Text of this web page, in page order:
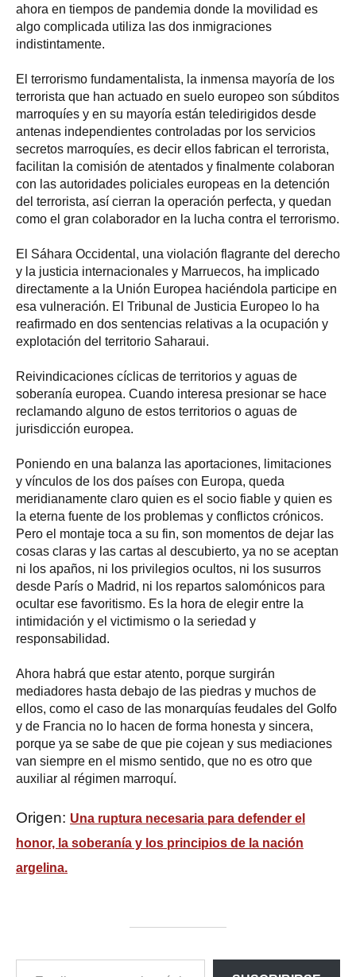
ahora en tiempos de pandemia donde la movilidad es
algo complicada utiliza las dos inmigraciones
indistintamente.
El terrorismo fundamentalista, la inmensa mayoría de los
terrorista que han actuado en suelo europeo son súbditos
marroquíes y en su mayoría están teledirigidos desde
antenas independientes controladas por los servicios
secretos marroquíes, es decir ellos fabrican el terrorista,
facilitan la comisión de atentados y finalmente colaboran
con las autoridades policiales europeas en la detención
del terrorista, así cierran la operación perfecta, y quedan
como el gran colaborador en la lucha contra el terrorismo.
El Sáhara Occidental, una violación flagrante del derecho
y la justicia internacionales y Marruecos, ha implicado
directamente a la Unión Europea haciéndola participe en
esa vulneración. El Tribunal de Justicia Europeo lo ha
reafirmado en dos sentencias relativas a la ocupación y
explotación del territorio Saharaui.
Reivindicaciones cíclicas de territorios y aguas de
soberanía europea. Cuando interesa presionar se hace
reclamando alguno de estos territorios o aguas de
jurisdicción europea.
Poniendo en una balanza las aportaciones, limitaciones
y vínculos de los dos países con Europa, queda
meridianamente claro quien es el socio fiable y quien es
la eterna fuente de los problemas y conflictos crónicos.
Pero el montaje toca a su fin, son momentos de dejar las
cosas claras y las cartas al descubierto, ya no se aceptan
ni los apaños, ni los privilegios ocultos, ni los susurros
desde París o Madrid, ni los repartos salomónicos para
ocultar ese favoritismo. Es la hora de elegir entre la
intimidación y el victimismo o la seriedad y
responsabilidad.
Ahora habrá que estar atento, porque surgirán
mediadores hasta debajo de las piedras y muchos de
ellos, como el caso de las monarquías feudales del Golfo
y de Francia no lo hacen de forma honesta y sincera,
porque ya se sabe de que pie cojean y sus mediaciones
van siempre en el mismo sentido, que no es otro que
auxiliar al régimen marroquí.
Origen: Una ruptura necesaria para defender el
honor, la soberanía y los principios de la nación
argelina.